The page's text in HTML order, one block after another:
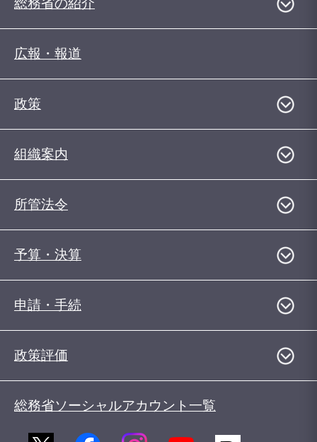
総務省の紹介
広報・報道
政策
組織案内
所管法令
予算・決算
申請・手続
政策評価
総務省ソーシャルアカウント一覧